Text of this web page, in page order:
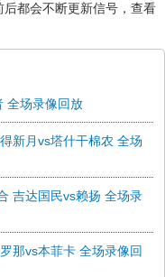
都会不断更新信号，查看
全场录像回放
新月vs塔什干棉农 全场
吉达国民vs赖扬 全场录
那vs本菲卡 全场录像回